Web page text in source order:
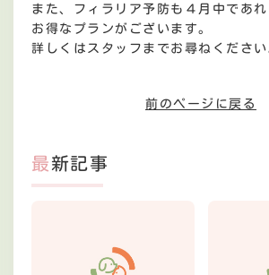
また、フィラリア予防も４月中であ
お得なプランがございます。
詳しくはスタッフまでお尋ねください
前のページに戻る
最新記事